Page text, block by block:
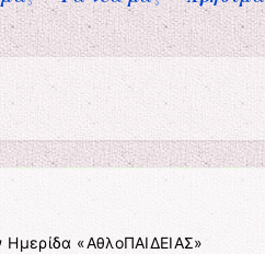
«ΑθλοΠΑΙΔΕΙΑΣ»